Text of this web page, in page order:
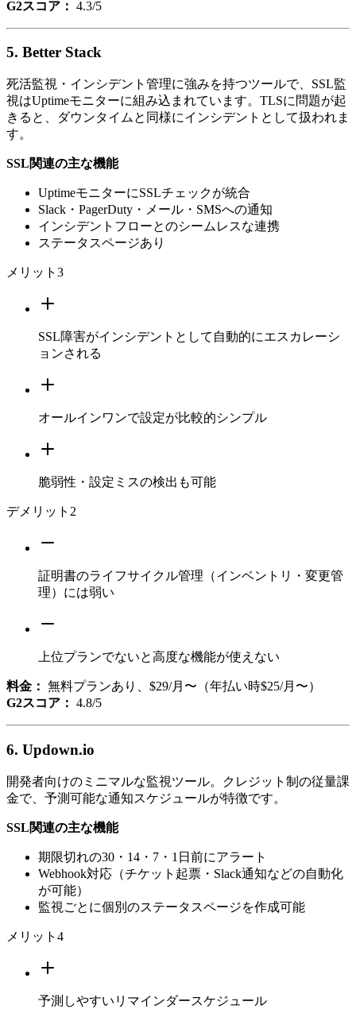
G2スコア： 4.3/5
5. Better Stack
死活監視・インシデント管理に強みを持つツールで、SSL監
視はUptimeモニターに組み込まれています。TLSに問題が起
きると、ダウンタイムと同様にインシデントとして扱われま
す。
SSL関連の主な機能
UptimeモニターにSSLチェックが統合
Slack・PagerDuty・メール・SMSへの通知
インシデントフローとのシームレスな連携
ステータスページあり
メリット 3
SSL障害がインシデントとして自動的にエスカレーシ
ョンされる
オールインワンで設定が比較的シンプル
脆弱性・設定ミスの検出も可能
デメリット 2
証明書のライフサイクル管理（インベントリ・変更管
理）には弱い
上位プランでないと高度な機能が使えない
料金： 無料プランあり、$29/月〜（年払い時$25/月〜）
G2スコア： 4.8/5
6. Updown.io
開発者向けのミニマルな監視ツール。クレジット制の従量課
金で、予測可能な通知スケジュールが特徴です。
SSL関連の主な機能
期限切れの30・14・7・1日前にアラート
Webhook対応（チケット起票・Slack通知などの自動化
が可能）
監視ごとに個別のステータスページを作成可能
メリット 4
予測しやすいリマインダースケジュール